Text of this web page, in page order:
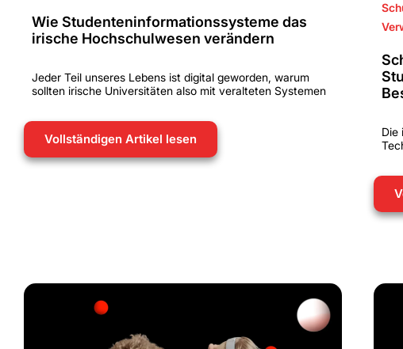
Wie Studenteninformationssysteme das
irische Hochschulwesen verändern
Jeder Teil unseres Lebens ist digital geworden, warum
sollten irische Universitäten also mit veralteten Systemen
Vollständigen Artikel lesen
Die